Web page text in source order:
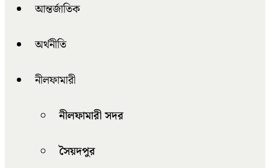
আন্তর্জাতিক
অর্থনীতি
নীলফামারী
নীলফামারী সদর
সৈয়দপুর